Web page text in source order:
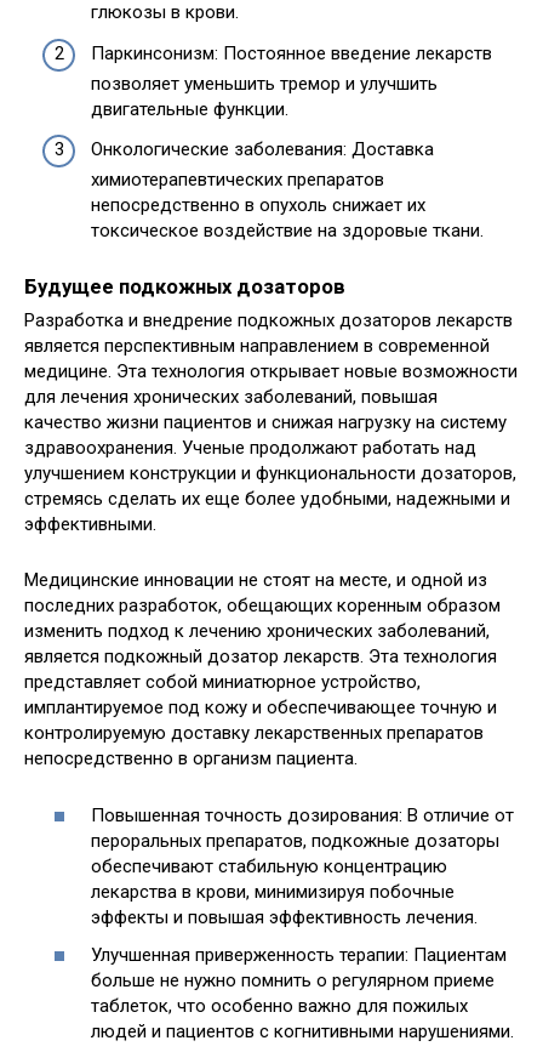
глюкозы в крови.
Паркинсонизм: Постоянное введение лекарств
позволяет уменьшить тремор и улучшить
двигательные функции.
Онкологические заболевания: Доставка
химиотерапевтических препаратов
непосредственно в опухоль снижает их
токсическое воздействие на здоровые ткани.
Будущее подкожных дозаторов
Разработка и внедрение подкожных дозаторов лекарств
является перспективным направлением в современной
медицине. Эта технология открывает новые возможности
для лечения хронических заболеваний, повышая
качество жизни пациентов и снижая нагрузку на систему
здравоохранения. Ученые продолжают работать над
улучшением конструкции и функциональности дозаторов,
стремясь сделать их еще более удобными, надежными и
эффективными.
Медицинские инновации не стоят на месте, и одной из
последних разработок, обещающих коренным образом
изменить подход к лечению хронических заболеваний,
является подкожный дозатор лекарств. Эта технология
представляет собой миниатюрное устройство,
имплантируемое под кожу и обеспечивающее точную и
контролируемую доставку лекарственных препаратов
непосредственно в организм пациента.
Повышенная точность дозирования: В отличие от
пероральных препаратов, подкожные дозаторы
обеспечивают стабильную концентрацию
лекарства в крови, минимизируя побочные
эффекты и повышая эффективность лечения.
Улучшенная приверженность терапии: Пациентам
больше не нужно помнить о регулярном приеме
таблеток, что особенно важно для пожилых
людей и пациентов с когнитивными нарушениями.